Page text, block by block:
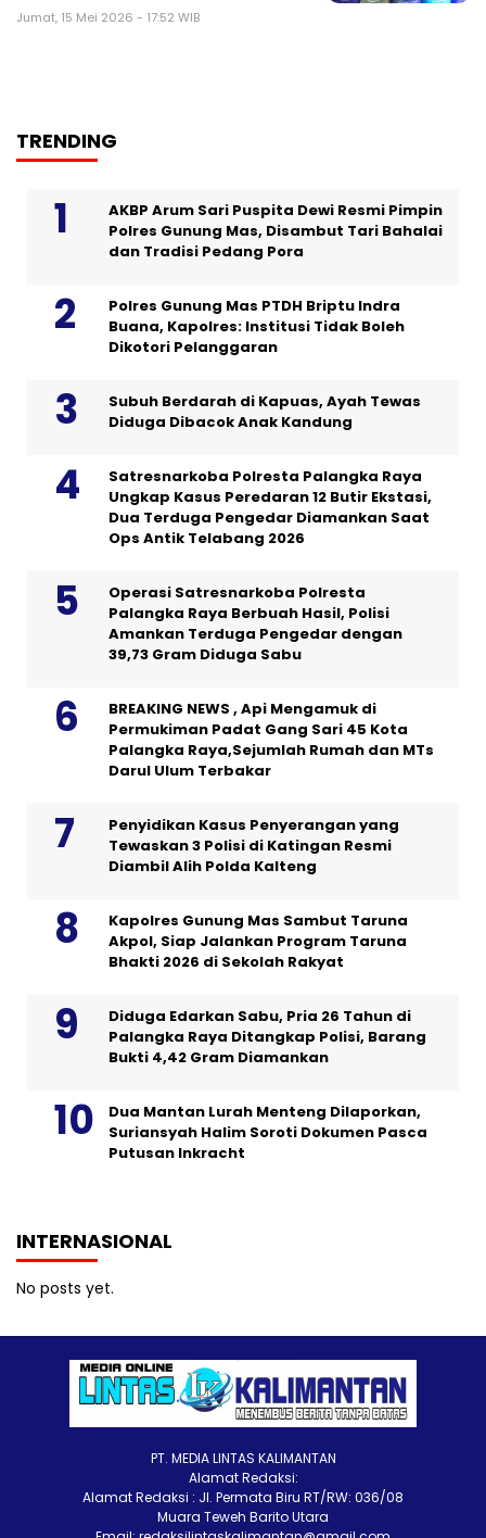
Jumat, 15 Mei 2026 - 17:52 WIB
TRENDING
AKBP Arum Sari Puspita Dewi Resmi Pimpin
Polres Gunung Mas, Disambut Tari Bahalai
dan Tradisi Pedang Pora
Polres Gunung Mas PTDH Briptu Indra
Buana, Kapolres: Institusi Tidak Boleh
Dikotori Pelanggaran
Subuh Berdarah di Kapuas, Ayah Tewas
Diduga Dibacok Anak Kandung
Satresnarkoba Polresta Palangka Raya
Ungkap Kasus Peredaran 12 Butir Ekstasi,
Dua Terduga Pengedar Diamankan Saat
Ops Antik Telabang 2026
Operasi Satresnarkoba Polresta
Palangka Raya Berbuah Hasil, Polisi
Amankan Terduga Pengedar dengan
39,73 Gram Diduga Sabu
BREAKING NEWS , Api Mengamuk di
Permukiman Padat Gang Sari 45 Kota
Palangka Raya,Sejumlah Rumah dan MTs
Darul Ulum Terbakar
Penyidikan Kasus Penyerangan yang
Tewaskan 3 Polisi di Katingan Resmi
Diambil Alih Polda Kalteng
Kapolres Gunung Mas Sambut Taruna
Akpol, Siap Jalankan Program Taruna
Bhakti 2026 di Sekolah Rakyat
Diduga Edarkan Sabu, Pria 26 Tahun di
Palangka Raya Ditangkap Polisi, Barang
Bukti 4,42 Gram Diamankan
Dua Mantan Lurah Menteng Dilaporkan,
Suriansyah Halim Soroti Dokumen Pasca
Putusan Inkracht
INTERNASIONAL
No posts yet.
PT. MEDIA LINTAS KALIMANTAN
Alamat Redaksi:
Alamat Redaksi : Jl. Permata Biru RT/RW: 036/08
Muara Teweh Barito Utara